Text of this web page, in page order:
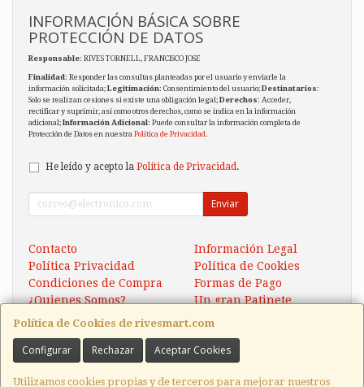
Política de Cookies de rivesmart.com
Configurar Rechazar Aceptar Cookies
Utilizamos cookies propias y de terceros para mejorar nuestros
INFORMACIÓN BÁSICA SOBRE
PROTECCIÓN DE DATOS
Responsable: RIVES TORNELL, FRANCISCO JOSE
Finalidad: Responder las consultas planteadas por el usuario y enviarle la
información solicitada;Legitimación: Consentimiento del usuario;Destinatarios:
Solo se realizan cesiones si existe una obligación legal;Derechos: Acceder,
rectificar y suprimir, así como otros derechos, como se indica en la información
adicional;Información Adicional: Puede consultar la información completa de
Protección de Datos en nuestra Política de Privacidad.
He leído y acepto la Política de Privacidad .
Enviar
Contacto
Información Legal
Política Privacidad
Política de Cookies
Condiciones de Compra
Formas de Pago
¿Quienes Somos?
Un gran Patinete
Contacto